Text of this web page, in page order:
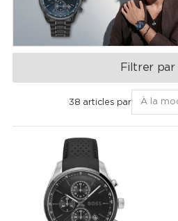
Filtrer par
38 articles par